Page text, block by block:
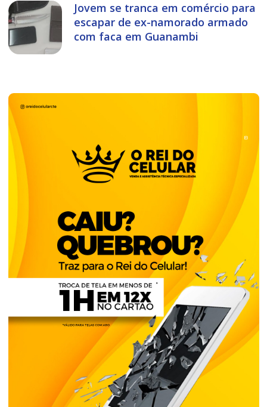
Jovem se tranca em comércio para
escapar de ex-namorado armado
com faca em Guanambi